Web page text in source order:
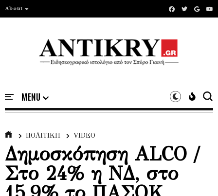
About
ΠΟΛΙΤΙΚΗ VIDEO
Δημοσκόπηση ALCO /
Στο 24% η ΝΔ, στο